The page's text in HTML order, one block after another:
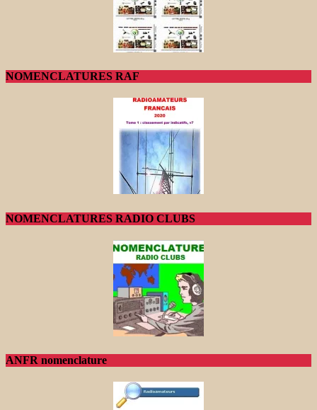
NOMENCLATURES RAF
NOMENCLATURES RADIO CLUBS
ANFR nomenclature